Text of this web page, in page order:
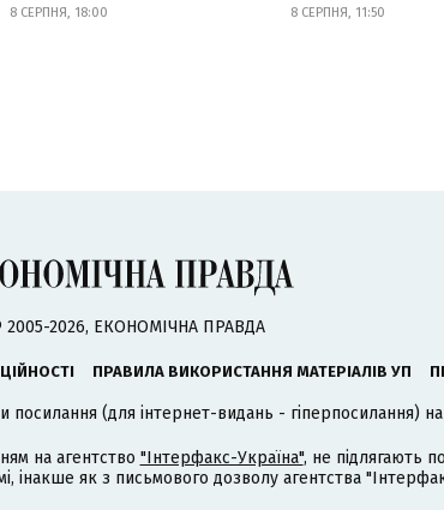
8 СЕРПНЯ, 18:00 8 СЕРПНЯ, 11:50
2005-2026, ЕКОНОМІЧНА ПРАВДА
ПРАВИЛА ВИКОРИСТАННЯ МАТЕРІАЛІВ УП
посилання (для інтернет-видань - гіперпосилання)
на агентство "Інтерфакс-Україна", не підлягають
як з письмового дозволу агентства